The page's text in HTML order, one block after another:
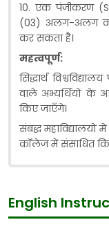
10. एक पंजीकरण
(03) अलग-अलग
कर सकता है।
महत्वपूर्ण:
सिद्धार्थ
वाले अभ्यर्थियों के
किए जाएँगे।
संबद्ध
कॉलेज में संसाधित
English